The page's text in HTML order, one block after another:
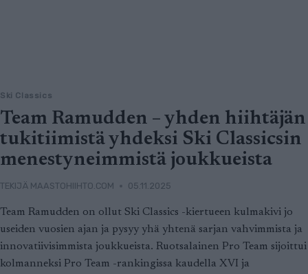
Ski Classics
Team Ramudden – yhden hiihtäjän
tukitiimistä yhdeksi Ski Classicsin
menestyneimmistä joukkueista
TEKIJÄ MAASTOHIIHTO.COM 05.11.2025
Team Ramudden on ollut Ski Classics -kiertueen kulmakivi jo
useiden vuosien ajan ja pysyy yhä yhtenä sarjan vahvimmista ja
innovatiivisimmista joukkueista. Ruotsalainen Pro Team sijoittui
kolmanneksi Pro Team -rankingissa kaudella XVI ja